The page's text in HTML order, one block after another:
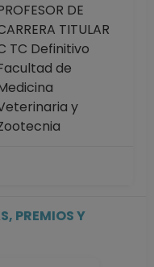
DE
TITULAR
TC Definitivo
de
y
de
PREMIOS Y